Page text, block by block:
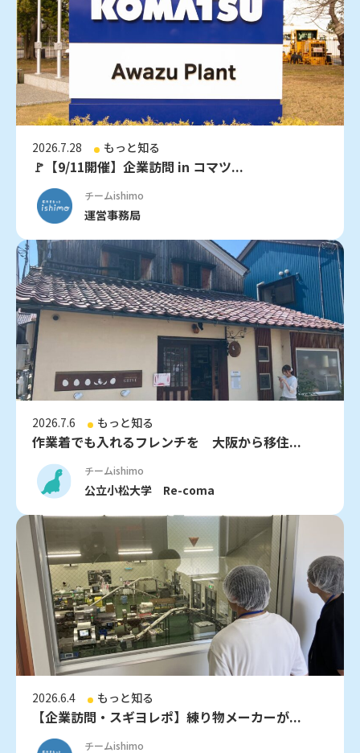
2026.7.28 もっと知る
🚩【9/11開催】企業訪問 in コマツ...
チームishimo
運営事務局
2026.7.6 もっと知る
作業着でも入れるフレンチを 大阪から移住...
チームishimo
公立小松大学 Re-coma
2026.6.4 もっと知る
【企業訪問・スギヨレポ】練り物メーカーが...
チームishimo